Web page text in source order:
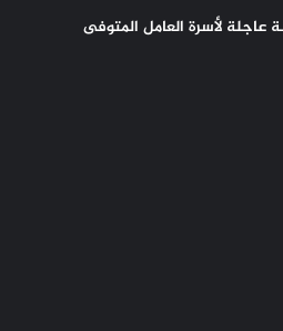
لأسرة العامل المتوفى